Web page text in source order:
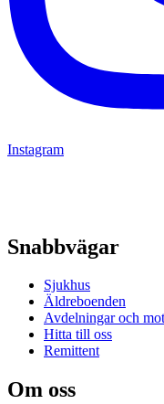
Instagram
Snabbvägar
Sjukhus
Äldreboenden
Avdelningar och
Hitta till oss
Remittent
Om oss